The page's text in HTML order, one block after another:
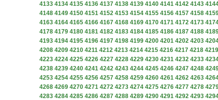
4133 4134 4135 4136 4137 4138 4139 4140 4141 4142 4143
4148 4149 4150 4151 4152 4153 4154 4155 4156 4157 4158
4163 4164 4165 4166 4167 4168 4169 4170 4171 4172 4173
4178 4179 4180 4181 4182 4183 4184 4185 4186 4187 4188
4193 4194 4195 4196 4197 4198 4199 4200 4201 4202 4203
4208 4209 4210 4211 4212 4213 4214 4215 4216 4217 4218 4219
4223 4224 4225 4226 4227 4228 4229 4230 4231 4232 4233
4238 4239 4240 4241 4242 4243 4244 4245 4246 4247 4248
4253 4254 4255 4256 4257 4258 4259 4260 4261 4262 4263
4268 4269 4270 4271 4272 4273 4274 4275 4276 4277 4278
4283 4284 4285 4286 4287 4288 4289 4290 4291 4292 4293